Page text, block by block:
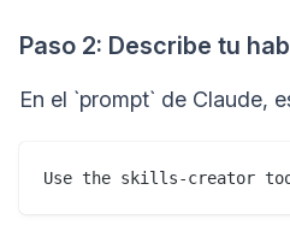
Paso 2: Describe tu
En el `prompt` de Claude,